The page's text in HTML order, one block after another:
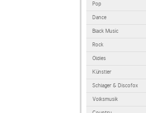
Pop
Dance
Black Music
Rock
Oldies
Künstler
Schlager & Discofox
Volksmusik